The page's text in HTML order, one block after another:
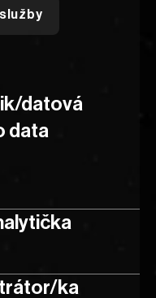
datová
data
ka